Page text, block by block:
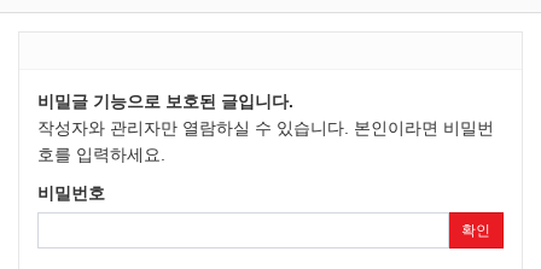
비밀글 기능으로 보호된 글입니다.
작성자와 관리자만 열람하실 수 있습니다. 본인이라면 비밀번
호를 입력하세요.
비밀번호
확인